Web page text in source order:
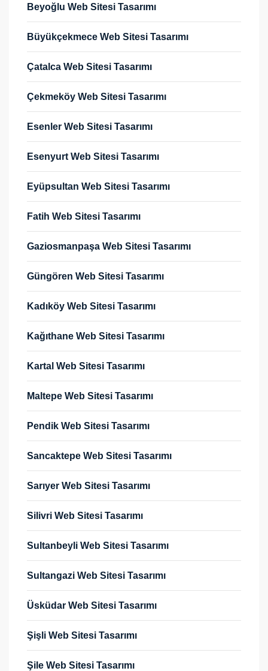
Beyoğlu Web Sitesi Tasarımı
Büyükçekmece Web Sitesi Tasarımı
Çatalca Web Sitesi Tasarımı
Çekmeköy Web Sitesi Tasarımı
Esenler Web Sitesi Tasarımı
Esenyurt Web Sitesi Tasarımı
Eyüpsultan Web Sitesi Tasarımı
Fatih Web Sitesi Tasarımı
Gaziosmanpaşa Web Sitesi Tasarımı
Güngören Web Sitesi Tasarımı
Kadıköy Web Sitesi Tasarımı
Kağıthane Web Sitesi Tasarımı
Kartal Web Sitesi Tasarımı
Maltepe Web Sitesi Tasarımı
Pendik Web Sitesi Tasarımı
Sancaktepe Web Sitesi Tasarımı
Sarıyer Web Sitesi Tasarımı
Silivri Web Sitesi Tasarımı
Sultanbeyli Web Sitesi Tasarımı
Sultangazi Web Sitesi Tasarımı
Üsküdar Web Sitesi Tasarımı
Şişli Web Sitesi Tasarımı
Şile Web Sitesi Tasarımı